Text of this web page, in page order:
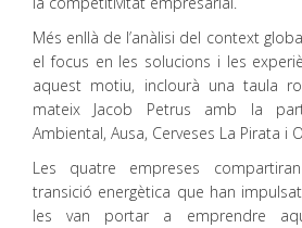
Més enllà de l’anàlisi del context
el focus en les solucions i les
aquest motiu, inclourà una taula
mateix Jacob Petrus amb la
Ambiental, Ausa, Cerveses La Pirata i
Les quatre empreses
transició energètica que han
les van portar a emprendre